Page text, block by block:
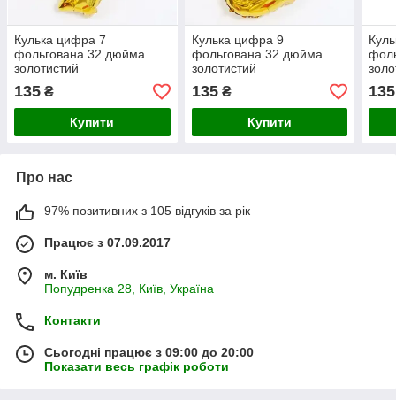
Кулька цифра 7
фольгована 32 дюйма
золотистий
135 ₴
Купити
Кулька цифра 9
фольгована 32 дюйма
золотистий
135₴
Купити
135
Про нас
97% позитивних з 105 відгуків за рік
Працює з 07.09.2017
м. Київ
Попудренка 28, Київ, Україна
Контакти
Сьогодні працює з 09:00 до 20:00
Показати весь графік роботи